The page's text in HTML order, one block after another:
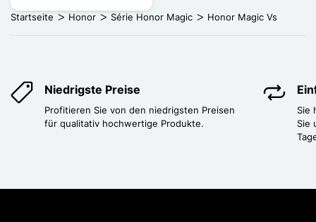
Startseite Honor Série Honor Magic Honor Magic Vs
Niedrigste Preise
Profitieren Sie von den niedrigsten Preisen
für qualitativ hochwertige Produkte.
Sie
Sie